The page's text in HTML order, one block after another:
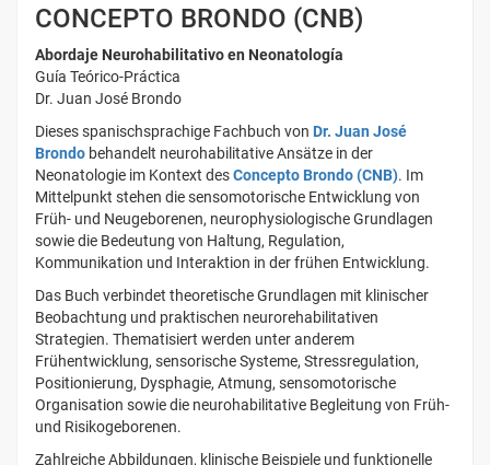
CONCEPTO BRONDO (CNB)
Abordaje Neurohabilitativo en Neonatología
Guía Teórico-Práctica
Dr. Juan José Brondo
Dieses spanischsprachige Fachbuch von Dr. Juan José
Brondo behandelt neurohabilitative Ansätze in der
Neonatologie im Kontext desConcepto Brondo (CNB). Im
Mittelpunkt stehen die sensomotorische Entwicklung von
Früh- und Neugeborenen, neurophysiologische Grundlagen
sowie die Bedeutung von Haltung, Regulation,
Kommunikation und Interaktion in der frühen Entwicklung.
Das Buch verbindet theoretische Grundlagen mit klinischer
Beobachtung und praktischen neurorehabilitativen
Strategien. Thematisiert werden unter anderem
Frühentwicklung, sensorische Systeme, Stressregulation,
Positionierung, Dysphagie, Atmung, sensomotorische
Organisation sowie die neurohabilitative Begleitung von Früh-
und Risikogeborenen.
Zahlreiche Abbildungen, klinische Beispiele und funktionelle